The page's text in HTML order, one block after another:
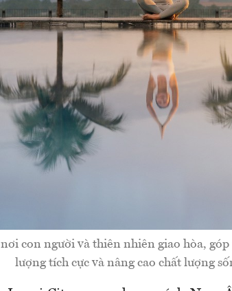
con người và thiên nhiên giao hòa,
lượng tích cực và nâng cao chất lượng